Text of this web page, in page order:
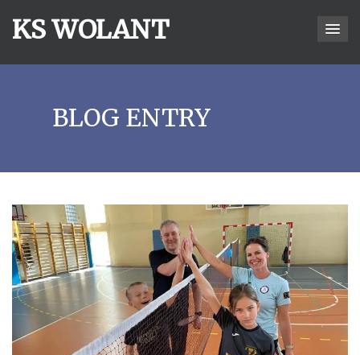
KS WOLANT
BLOG ENTRY